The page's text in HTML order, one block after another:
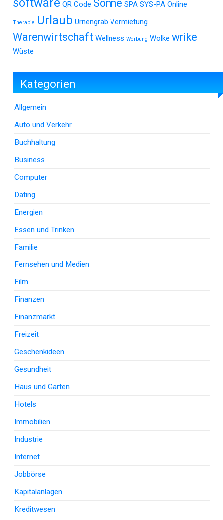
software QR Code Sonne SPA SYS-PA Online
Therapie Urlaub Urnengrab Vermietung
Warenwirtschaft Wellness Werbung Wolke wrike
Wüste
Kategorien
Allgemein
Auto und Verkehr
Buchhaltung
Business
Computer
Dating
Energien
Essen und Trinken
Familie
Fernsehen und Medien
Film
Finanzen
Finanzmarkt
Freizeit
Geschenkideen
Gesundheit
Haus und Garten
Hotels
Immobilien
Industrie
Internet
Jobbörse
Kapitalanlagen
Kreditwesen